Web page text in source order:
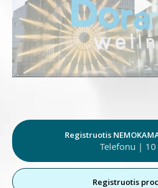
Registruotis
Telefonu |
Registruotis